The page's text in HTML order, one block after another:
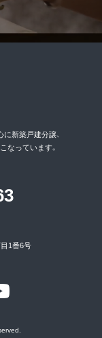
新築戸建分譲、
なっています。
1番6号